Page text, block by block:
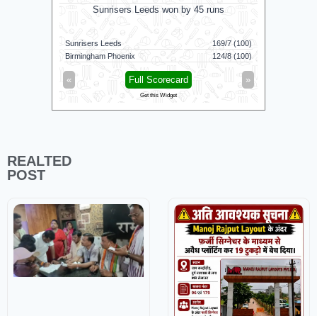
Sunrisers Leeds won by 45 runs
Sunrisers Leeds
169/7 (100)
Birmingham Phoenix
124/8 (100)
« »
Full Scorecard
Get this Widget
REALTED
POST